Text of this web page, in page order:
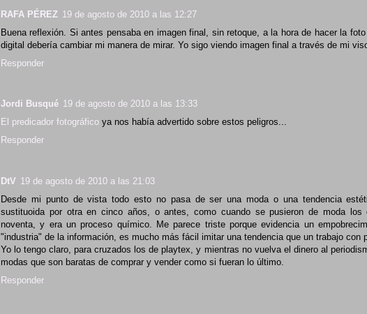
RAFA PÉREZ 19 de agosto de 2010 a las 12:27
Buena reflexión. Si antes pensaba en imagen final, sin retoque, a la hora de hacer la
digital debería cambiar mi manera de mirar. Yo sigo viendo imagen final a través de mi
Responder
Jordi Busqué 19 de agosto de 2010 a las 13:33
El predicador fotográfico ya nos había advertido sobre estos peligros...
Responder
DtV 19 de agosto de 2010 a las 21:03
Desde mi punto de vista todo esto no pasa de ser una moda o una tendencia
sustituoida por otra en cinco años, o antes, como cuando se pusieron de moda los
noventa, y era un proceso químico. Me parece triste porque evidencia un
"industria" de la información, es mucho más fácil imitar una tendencia que un trabajo con
Yo lo tengo claro, para cruzados los de playtex, y mientras no vuelva el dinero al
modas que son baratas de comprar y vender como si fueran lo último.
Responder